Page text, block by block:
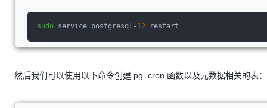
sudo service postgresql- 12 restart
然后我们可以使用以下命令创建 pg_cron 函数以及元数据相关的表：